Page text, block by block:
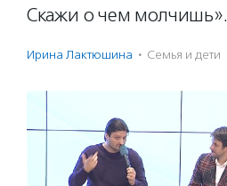
Скажи о чем молчишь».
Ирина Лактюшина · Семья и дети